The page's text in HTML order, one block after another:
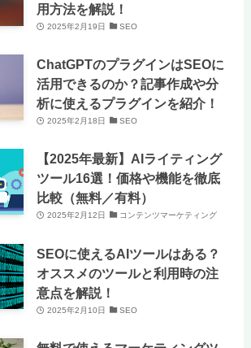
用方法を解説！
2025年2月19日 SEO
ChatGPTのプラグインはSEOに
活用できるのか？記事作成や分
析に使えるプラグインを紹介！
2025年2月18日 SEO
【2025年最新】AIライティング
ツール16選！価格や機能を徹底
比較（無料／有料）
2025年2月12日 コンテンツマーケティング
SEOに使えるAIツールはある？
オススメのツールと利用時の注
意点を解説！
2025年2月10日 SEO